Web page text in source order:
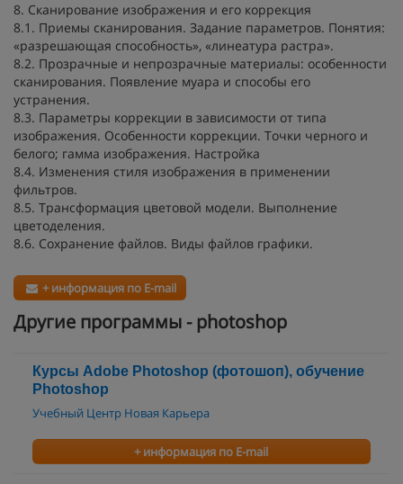
8. Сканирование изображения и его коррекция
8.1. Приемы сканирования. Задание параметров. Понятия:
«разрешающая способность», «линеатура растра».
8.2. Прозрачные и непрозрачные материалы: особенности
сканирования. Появление муара и способы его
устранения.
8.3. Параметры коррекции в зависимости от типа
изображения. Особенности коррекции. Точки черного и
белого; гамма изображения. Настройка
8.4. Изменения стиля изображения в применении
фильтров.
8.5. Трансформация цветовой модели. Выполнение
цветоделения.
8.6. Сохранение файлов. Виды файлов графики.
+ информация по E-mail
Другие программы - photoshop
Курсы Adobe Photoshop (фотошоп), обучение
Photoshop
Учебный Центр Новая Карьера
+ информация по E-mail